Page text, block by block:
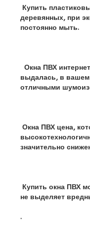
Купить
деревянных, при
постоянно мыть.
Окна ПВХ
выдалась, в вашем
отличными
Окна ПВХ цена,
значительно
Купить окна ПВХ
не выделяет
.